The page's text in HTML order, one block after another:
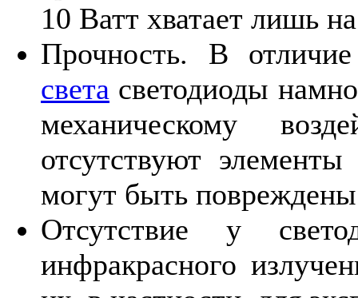
10 Ватт хватает лишь
Прочность. В
света светодиоды
механическому
отсутствуют
могут быть
Отсутствие у
инфракрасного